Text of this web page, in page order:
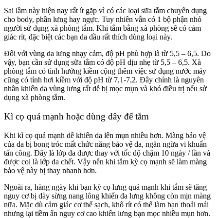
Sai lầm này hiện nay rất ít gặp vì có các loại sữa tắm chuyên dụng
cho body, phần lưng hay ngực. Tuy nhiên vẫn có 1 bộ phận nhỏ
người sử dụng xà phòng tắm. Khi tắm bằng xà phòng sẽ có cảm
giác rít, đặc biệt các bạn da dầu rất thích dùng loại này.
Đối với vùng da lưng nhạy cảm, độ pH phù hợp là từ 5,5 – 6,5. Do
vậy, bạn cần sử dụng sữa tắm có độ pH dịu nhẹ từ 5,5 – 6,5. Xà
phòng tắm có tính hướng kiềm cộng thêm việc sử dụng nước máy
cũng có tính hơi kiềm với độ pH từ 7,1-7,2. Đây chính là nguyên
nhân khiến da vùng lưng rất dễ bị mọc mụn và khó điều trị nếu sử
dụng xà phòng tắm.
Kì cọ quá mạnh hoặc dùng dây để tắm
Khi kì cọ quá mạnh dễ khiến da lên mụn nhiều hơn. Màng bảo vệ
của da bị bong tróc mất chức năng bảo vệ da, ngăn ngừa vi khuẩn
tấn công. Đây là lớp da được thay với tốc độ chậm 10 ngày / lần và
được coi là lớp da chết. Vậy nên khi tắm kỳ cọ mạnh sẽ làm màng
bảo vệ này bị thay nhanh hơn.
Ngoài ra, hàng ngày khi bạn kỳ cọ lưng quá mạnh khi tắm sẽ tăng
nguy cơ bị dày sừng nang lông khiến da lưng không còn mịn màng
nữa. Mặc dù cảm giác cơ thể sạch, khô rít có thể làm bạn thoải mái
nhưng lại tiềm ẩn nguy cơ cao khiến lưng bạn mọc nhiều mụn hơn.